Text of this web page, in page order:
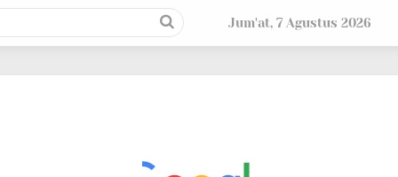
Jum'at, 7 Agustus 2026